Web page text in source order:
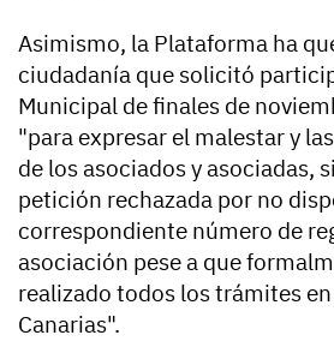
Asimismo, la Plataforma ha
ciudadanía que solicitó
Municipal de finales de
"para expresar el malestar y
de los asociados y asociadas,
petición rechazada por no
correspondiente número de
asociación pese a que
realizado todos los trámites
Canarias".